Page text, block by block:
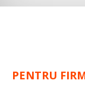
PENTRU